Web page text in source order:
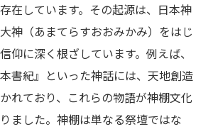
在しています。その起源は、日本神
神（あまてらすおおみかみ）をはじ
仰に深く根ざしています。例えば、
書紀』といった神話には、天地創造
れており、これらの物語が神棚文化
ました。神棚は単なる祭壇ではな